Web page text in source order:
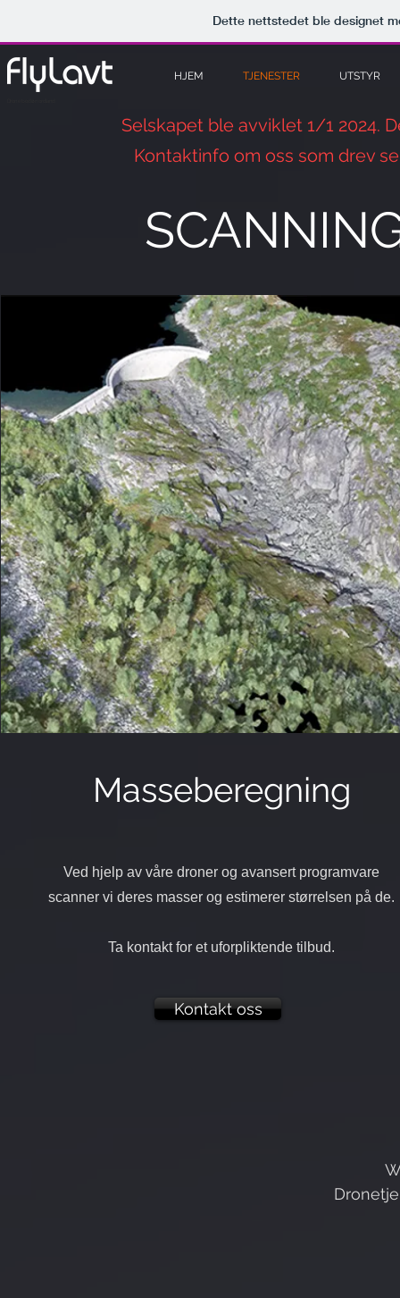
Dette nettstedet ble designet
HJEM TJENESTER UTSTYR
Selskapet ble avviklet 1/1 2024.
Kontaktinfo om oss som drev
Masseberegning
Ved hjelp av våre droner og avansert programvare
scanner vi deres masser og estimerer størrelsen på de.
Ta kontakt for et uforpliktende tilbud.
Kontakt oss